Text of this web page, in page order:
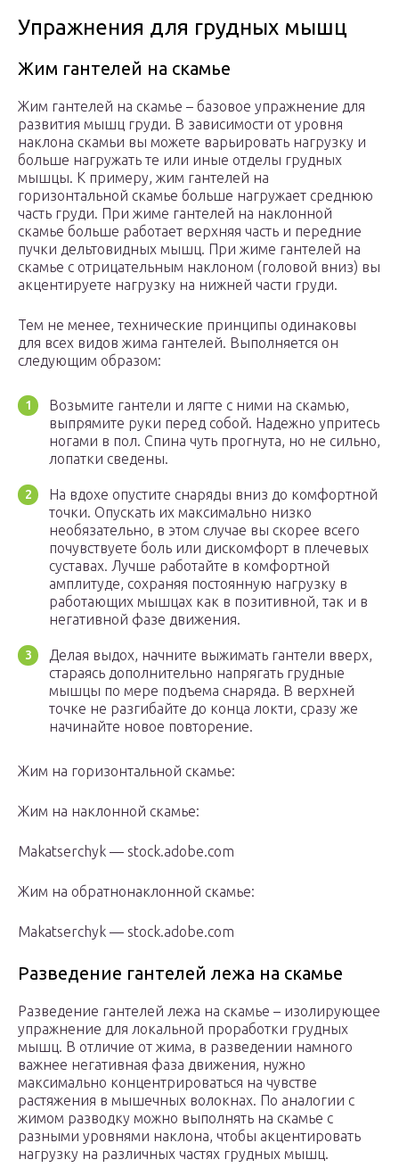
Упражнения для грудных мышц
Жим гантелей на скамье
Жим гантелей на скамье – базовое упражнение для
развития мышц груди. В зависимости от уровня
наклона скамьи вы можете варьировать нагрузку и
больше нагружать те или иные отделы грудных
мышцы. К примеру, жим гантелей на
горизонтальной скамье больше нагружает среднюю
часть груди. При жиме гантелей на наклонной
скамье больше работает верхняя часть и передние
пучки дельтовидных мышц. При жиме гантелей на
скамье с отрицательным наклоном (головой вниз) вы
акцентируете нагрузку на нижней части груди.
Тем не менее, технические принципы одинаковы
для всех видов жима гантелей. Выполняется он
следующим образом:
Возьмите гантели и лягте с ними на скамью,
выпрямите руки перед собой. Надежно упритесь
ногами в пол. Спина чуть прогнута, но не сильно,
лопатки сведены.
На вдохе опустите снаряды вниз до комфортной
точки. Опускать их максимально низко
необязательно, в этом случае вы скорее всего
почувствуете боль или дискомфорт в плечевых
суставах. Лучше работайте в комфортной
амплитуде, сохраняя постоянную нагрузку в
работающих мышцах как в позитивной, так и в
негативной фазе движения.
Делая выдох, начните выжимать гантели вверх,
стараясь дополнительно напрягать грудные
мышцы по мере подъема снаряда. В верхней
точке не разгибайте до конца локти, сразу же
начинайте новое повторение.
Жим на горизонтальной скамье:
Жим на наклонной скамье:
Makatserchyk — stock.adobe.com
Жим на обратнонаклонной скамье:
Makatserchyk — stock.adobe.com
Разведение гантелей лежа на скамье
Разведение гантелей лежа на скамье – изолирующее
упражнение для локальной проработки грудных
мышц. В отличие от жима, в разведении намного
важнее негативная фаза движения, нужно
максимально концентрироваться на чувстве
растяжения в мышечных волокнах. По аналогии с
жимом разводку можно выполнять на скамье с
разными уровнями наклона, чтобы акцентировать
нагрузку на различных частях грудных мышц.